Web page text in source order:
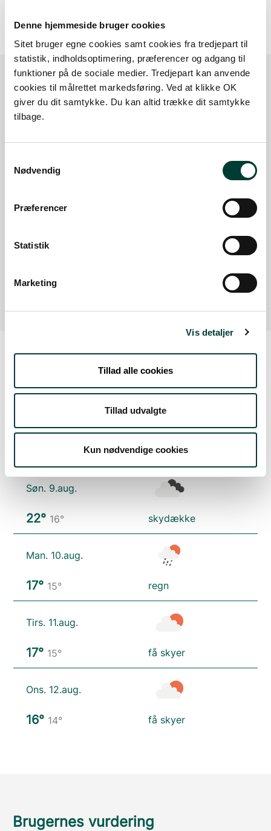
Denne hjemmeside bruger cookies
Sitet bruger egne cookies samt cookies fra tredjepart til
statistik, indholdsoptimering, præferencer og adgang til
funktioner på de sociale medier. Tredjepart kan anvende
cookies til målrettet markedsføring. Ved at klikke OK
giver du dit samtykke. Du kan altid trække dit samtykke
tilbage.
Nødvendig
Præferencer
Statistik
Marketing
Vis detaljer
Tillad alle cookies
Tillad udvalgte
Kun nødvendige cookies
Sådan kommer du dertil
Parkering
Med offentlig transport
P-plads Humble Skov
Læs mere
få skyer
Søn. 9.aug.
22° 16° skydække
Man. 10.aug.
17° 15° regn
Tirs. 11.aug.
17° 15° få skyer
Ons. 12.aug.
16° 14° få skyer
Brugernes vurdering